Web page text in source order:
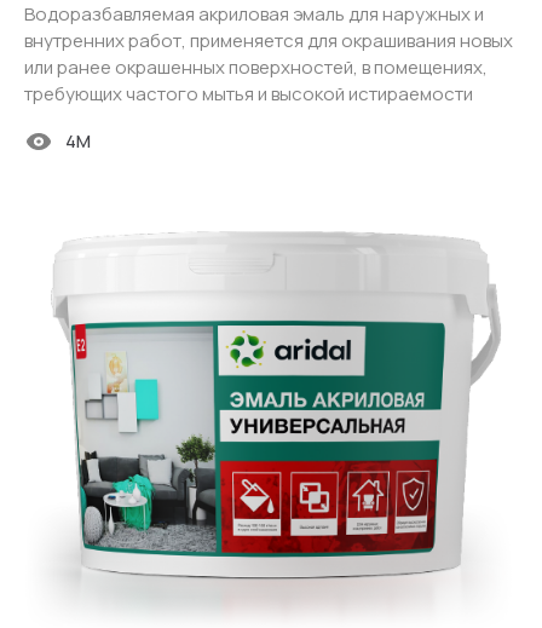
Водоразбавляемая акриловая эмаль для наружных и
внутренних работ, применяется для окрашивания новых
или ранее окрашенных поверхностей, в помещениях,
требующих частого мытья и высокой истираемости
4M